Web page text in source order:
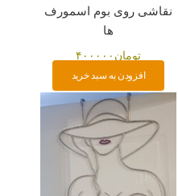
نقاشی روی بوم اسمورف
ها
تومان ۴۰۰۰۰۰
افزودن به سبد خرید